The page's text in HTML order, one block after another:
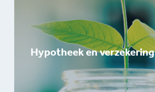
Hypotheek en verzekering